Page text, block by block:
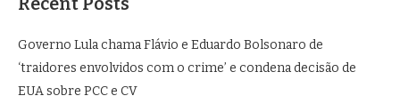
Governo Lula chama Flávio e Eduardo Bolsonaro de
‘traidores envolvidos com o crime’ e condena decisão de
EUA sobre PCC e CV